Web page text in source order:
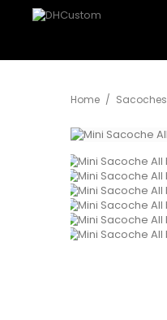
Home / Sacoches